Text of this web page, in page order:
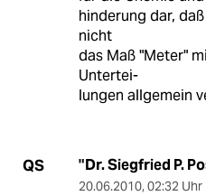
hinderung dar,
nicht
das Maß "Meter"
Untertei-
lungen allgemein
QS "Dr. Siegfried P.
20.06.2010, 02:32 Uhr